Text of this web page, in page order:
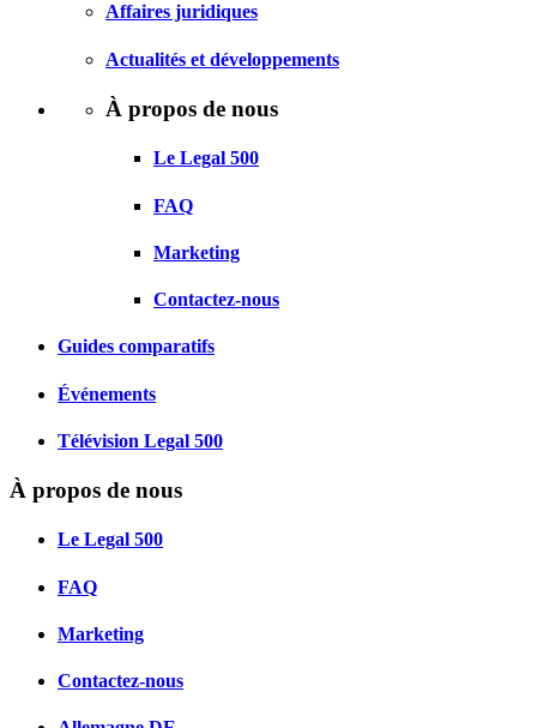
Affaires juridiques
Actualités et développements
À propos de nous
Le Legal 500
FAQ
Marketing
Contactez-nous
Guides comparatifs
Événements
Télévision Legal 500
À propos de nous
Le Legal 500
FAQ
Marketing
Contactez-nous